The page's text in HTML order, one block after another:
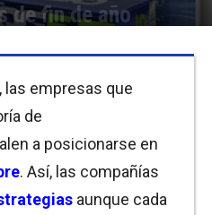
de fin de año
las empresas que
de
a posicionarse en
. Así, las compañías
aunque cada